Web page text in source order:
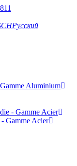
Русский
Gamme Aluminium
- Gamme Acier
- Gamme Acier